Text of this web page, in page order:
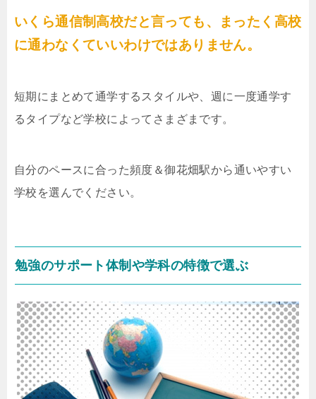
いくら通信制高校だと言っても、まったく高校
に通わなくていいわけではありません。
短期にまとめて通学するスタイルや、週に一度通学す
るタイプなど学校によってさまざまです。
自分のペースに合った頻度＆御花畑駅から通いやすい
学校を選んでください。
勉強のサポート体制や学科の特徴で選ぶ